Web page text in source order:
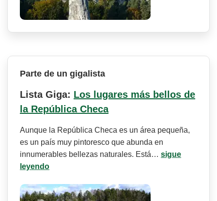
Parte de un gigalista
Lista Giga: Los lugares más bellos de
la República Checa
Aunque la República Checa es un área pequeña,
es un país muy pintoresco que abunda en
innumerables bellezas naturales. Está… sigue
leyendo